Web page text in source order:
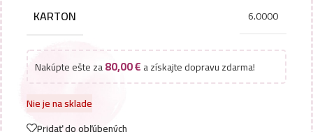
KARTON 6.0000
Nakúpte ešte za80,00€a získajte dopravu zdarma!
Nie je na sklade
Pridať do obľúbených